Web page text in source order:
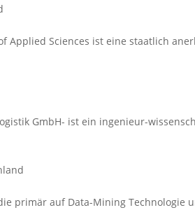
Applied Sciences ist eine staatlich
GmbH- ist ein ingenieur-
primär auf Data-Mining Technologie